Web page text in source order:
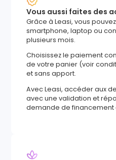
Vous aussi faites des
Grâce à Leasi, vous
smartphone, laptop ou
plusieurs mois.
Choisissez le paiement
de votre panier (voir
et sans apport.
Avec Leasi, accéder aux
avec une validation et
demande de